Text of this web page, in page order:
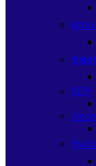
สาย
ชุดอุ
SFP